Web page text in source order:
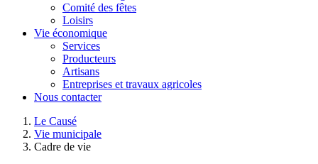
Comité des fêtes
Loisirs
Vie économique
Services
Producteurs
Artisans
Entreprises et travaux agricoles
Nous contacter
Le Causé
Vie municipale
Cadre de vie